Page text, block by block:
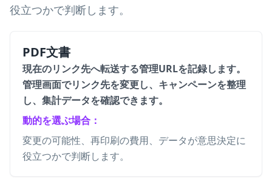
役立つかで判断します。
PDF文書
現在のリンク先へ転送する管理URLを記録します。
管理画面でリンク先を変更し、キャンペーンを整理
し、集計データを確認できます。
動的を選ぶ場合：
変更の可能性、再印刷の費用、データが意思決定に
役立つかで判断します。